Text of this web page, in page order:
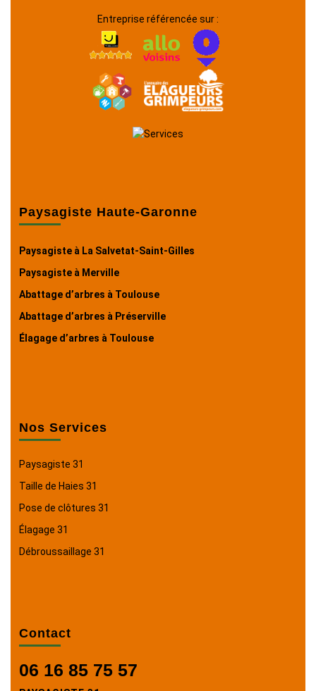
Entreprise référencée sur :
Paysagiste Haute-Garonne
Paysagiste à La Salvetat-Saint-Gilles
Paysagiste à Merville
Abattage d’arbres à Toulouse
Abattage d’arbres à Préserville
Élagage d’arbres à Toulouse
Nos Services
Paysagiste 31
Taille de Haies 31
Pose de clôtures 31
Élagage 31
Débroussaillage 31
Contact
06 16 85 75 57